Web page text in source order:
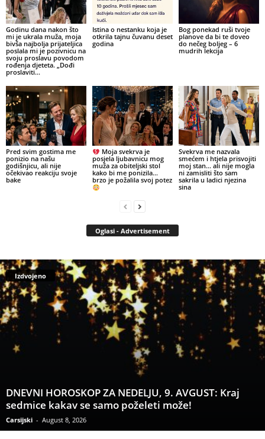
Godinu dana nakon što
mi je ukrala muža, moja
bivša najbolja prijateljica
poslala mi je pozivnicu na
svoju proslavu povodom
rođenja djeteta. „Dođi
proslaviti...
Istina o nestanku koja je
otkrila tajnu čuvanu deset
godina
Bog ponekad ruši tvoje
planove da bi te doveo
do nečeg boljeg – 6
mudrih lekcija
Pred svim gostima me
ponizio na našu
godišnjicu, ali nije
očekivao reakciju svoje
bake
Moja svekrva je
posjela ljubavnicu mog
muža za obiteljski stol
kako bi me ponizila…
brzo je požalila svoj potez
Svekrva me nazvala
smećem i htjela prisvojiti
moj stan… ali nije mogla
ni zamisliti što sam
sakrila u ladici njezina
sina
Oglasi - Advertisement
Izdvojeno
DNEVNI HOROSKOP ZA NEDELJU, 9. AVGUST: Kraj
sedmice kakav se samo poželeti može!
Carsijski - August 8, 2026